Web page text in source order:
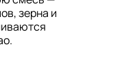
зерна и